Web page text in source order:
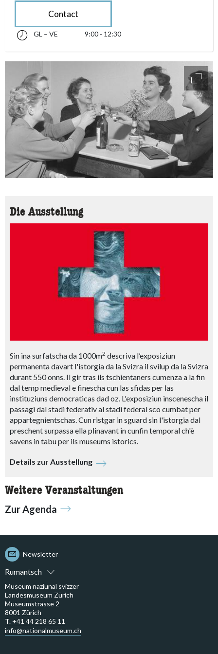
Contact
accessibility.sr-only.opening_hours
glindesdi fin venderdi 09:00 - 12:30
GL – VE 9:00 - 12:30
Die Ausstellung
Sin ina surfatscha da 1000m2 descriva l’exposiziun
permanenta davart l'istorgia da la Svizra il svilup da la Svizra
durant 550 onns. Il gir tras ils tschientaners cumenza a la fin
dal temp medieval e finescha cun las sfidas per las
instituziuns democraticas dad oz. L'exposiziun inscenescha il
passagi dal stadi federativ al stadi federal sco cumbat per
appartegnientschas. Cun ristgar in sguard sin l'istorgia dal
preschent surpassa ella plinavant in cunfin temporal ch'è
savens in tabu per ils museums istorics.
Details zur Ausstellung
Weitere Veranstaltungen
Zur Agenda
Rumantsch
Newsletter
Museum naziunal svizzer
Landesmuseum Zürich
Museumstrasse 2
8001 Zürich
T. +41 44 218 65 11
info@nationalmuseum.ch